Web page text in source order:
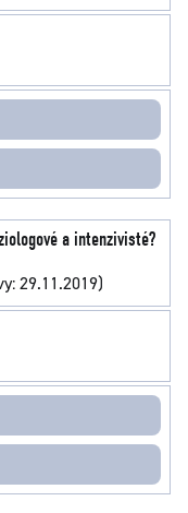
a intenzivisté?
29.11.2019)